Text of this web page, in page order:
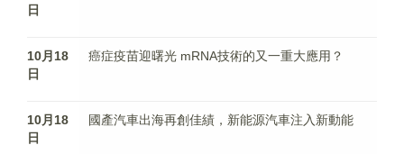
日
10月18
日
癌症疫苗迎曙光 mRNA技術的又一重大應用？
10月18
日
國產汽車出海再創佳績，新能源汽車注入新動能